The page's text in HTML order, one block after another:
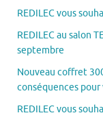
REDILEC vous
REDILEC au salon
septembre
Nouveau coffret
conséquences pour
REDILEC vous